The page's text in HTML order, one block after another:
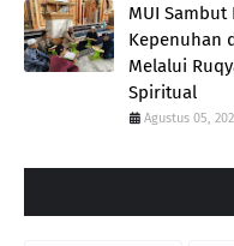
MUI
Kepenuhan
Melalui
Spiritual
Agustus 05,